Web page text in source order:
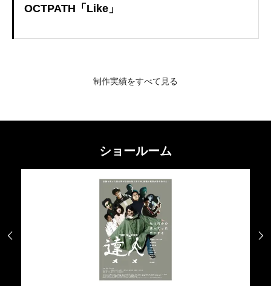
OCTPATH「Like」
制作実績をすべて見る
ショールーム
 